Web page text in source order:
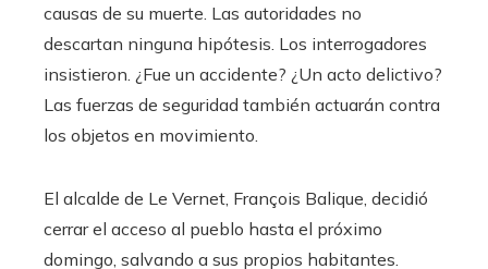
causas de su muerte. Las autoridades no
descartan ninguna hipótesis. Los interrogadores
insistieron. ¿Fue un accidente? ¿Un acto delictivo?
Las fuerzas de seguridad también actuarán contra
los objetos en movimiento.
El alcalde de Le Vernet, François Balique, decidió
cerrar el acceso al pueblo hasta el próximo
domingo, salvando a sus propios habitantes.